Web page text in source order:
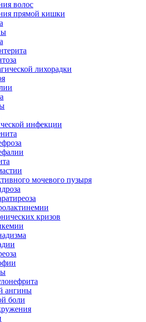
волос
прямой кишки
лихорадки
инфекции
мочевого пузыря
кризов
ангины
боли